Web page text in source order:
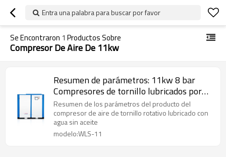
Entra una palabra para buscar por favor
Se Encontraron 1 Productos Sobre
Compresor De Aire De 11kw
Resumen de parámetros: 11kw 8 bar
Compresores de tornillo lubricados por
agua 0.7/0.8/1.0/1.25 MPa
Resumen de los parámetros del producto del
compresor de aire de tornillo rotativo lubricado con
agua sin aceite
modelo:WLS-11